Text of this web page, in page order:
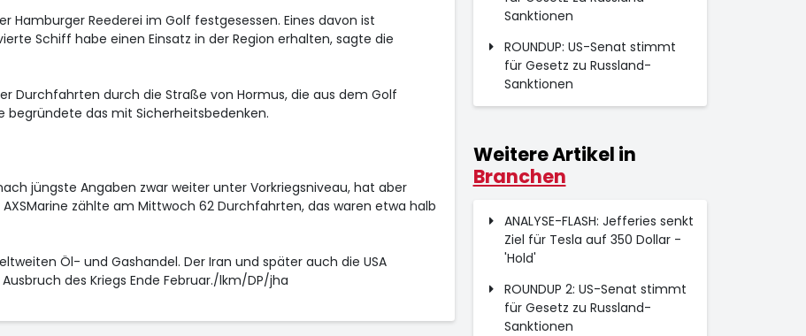
Reederei im Golf festgesessen. Eines davon ist
Schiff habe einen Einsatz in der Region erhalten, sagte die
Durchfahrten durch die Straße von Hormus, die aus dem Golf
begründete das mit Sicherheitsbedenken.
jüngste Angaben zwar weiter unter Vorkriegsniveau, hat aber
zählte am Mittwoch 62 Durchfahrten, das waren etwa halb
Öl- und Gashandel. Der Iran und später auch die USA
des Kriegs Ende Februar./lkm/DP/jha
Sanktionen
ROUNDUP: US-Senat stimmt
für Gesetz zu Russland-
Sanktionen
Weitere Artikel in
Branchen
ANALYSE-FLASH: Jefferies senkt
Ziel für Tesla auf 350 Dollar -
'Hold'
ROUNDUP 2: US-Senat stimmt
für Gesetz zu Russland-
Sanktionen